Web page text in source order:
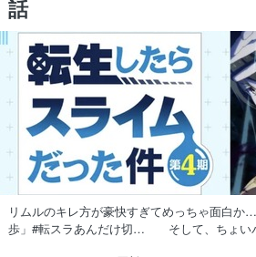
話
リムルのキレ方が豪快すぎてめっちゃ面白
歩」#転スラあんだけ切… そして、ちょい